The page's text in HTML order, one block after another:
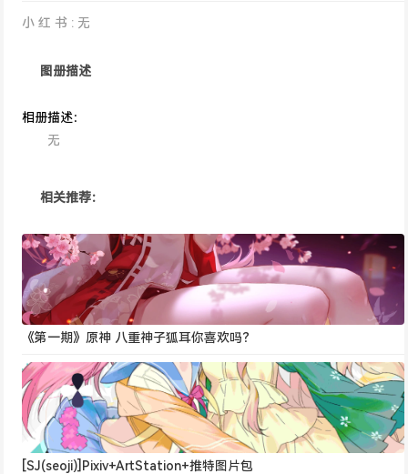
小 红 书 : 无
图册描述
相册描述：
无
相关推荐：
《第一期》原神 八重神子狐耳你喜欢吗？
[SJ(seoji)]Pixiv+ArtStation+推特图片包